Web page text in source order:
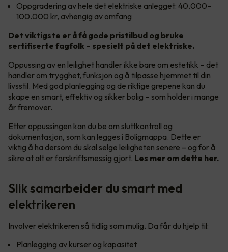
Oppgradering av hele det elektriske anlegget: 40.000–
100.000 kr, avhengig av omfang
Det viktigste er å få gode pristilbud og bruke
sertifiserte fagfolk – spesielt på det elektriske.
Oppussing av en leilighet handler ikke bare om estetikk – det
handler om trygghet, funksjon og å tilpasse hjemmet til din
livsstil. Med god planlegging og de riktige grepene kan du
skape en smart, effektiv og sikker bolig – som holder i mange
år fremover.
Etter oppussingen kan du be om sluttkontroll og
dokumentasjon, som kan legges i Boligmappa. Dette er
viktig å ha dersom du skal selge leiligheten senere – og for å
sikre at alt er forskriftsmessig gjort. Les mer om dette her.
Slik samarbeider du smart med
elektrikeren
Involver elektrikeren så tidlig som mulig. Da får du hjelp til:
Planlegging av kurser og kapasitet